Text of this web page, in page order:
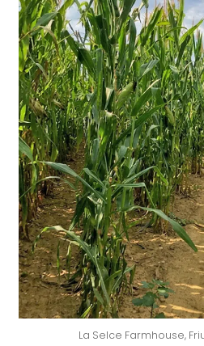
La Selce Farmhouse,